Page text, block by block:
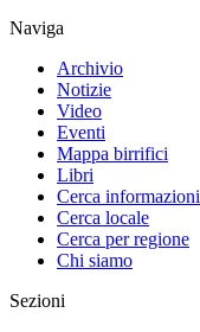
Naviga
Archivio
Notizie
Video
Eventi
Mappa birrifici
Libri
Cerca informazioni
Cerca locale
Cerca per regione
Chi siamo
Sezioni